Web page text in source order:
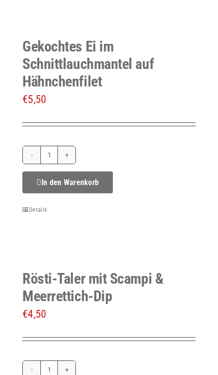
Gekochtes Ei im
Schnittlauchmantel auf
Hähnchenfilet
€5,50
Gekochtes
Ei
Menge
In den Warenkorb
Details
Rösti-Taler mit Scampi &
Meerrettich-Dip
€4,50